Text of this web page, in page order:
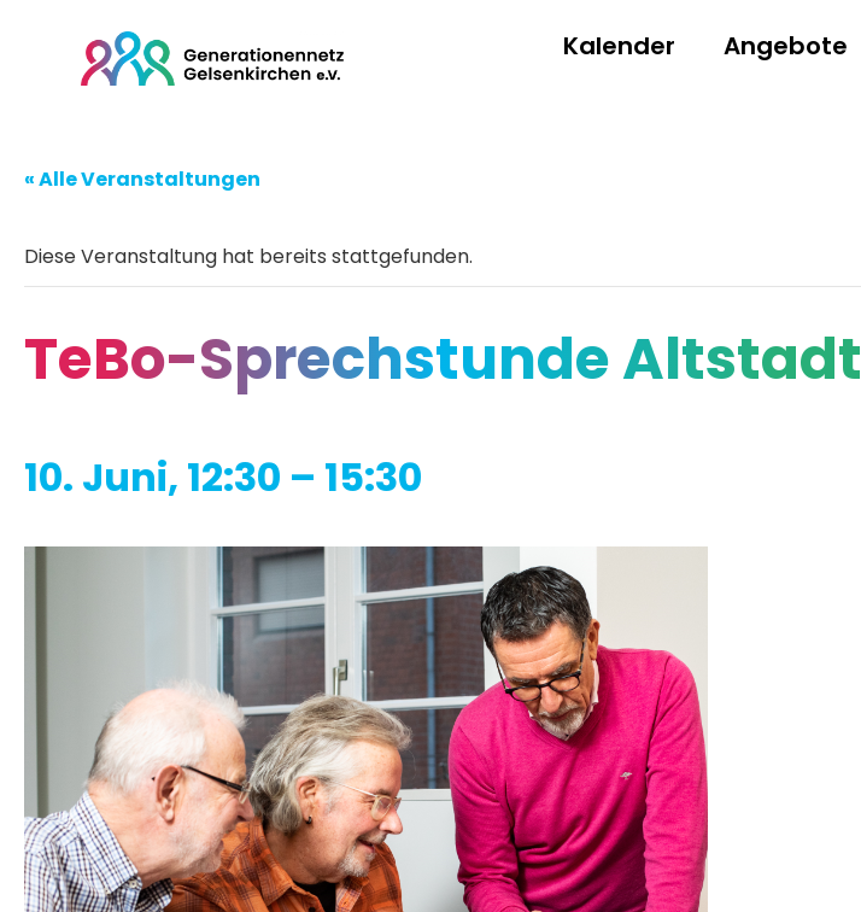
Kalender Angebote
« Alle Veranstaltungen
Diese Veranstaltung hat bereits stattgefunden.
TeBo-Sprechstunde Altstadt
10. Juni, 12:30 – 15:30